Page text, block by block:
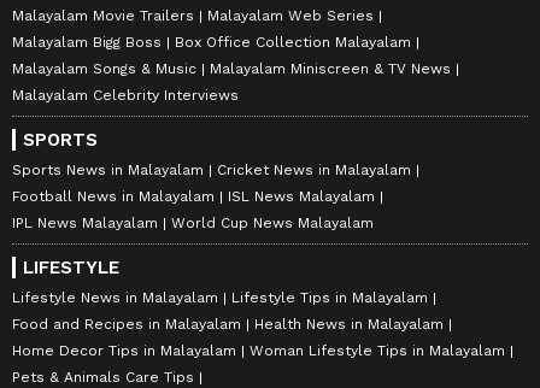
Malayalam Movie Trailers
Malayalam Web Series
Malayalam Bigg Boss
Box Office Collection Malayalam
Malayalam Songs & Music
Malayalam Miniscreen & TV News
Malayalam Celebrity Interviews
SPORTS
Sports News in Malayalam
Cricket News in Malayalam
Football News in Malayalam
ISL News Malayalam
IPL News Malayalam
World Cup News Malayalam
LIFESTYLE
Lifestyle News in Malayalam
Lifestyle Tips in Malayalam
Food and Recipes in Malayalam
Health News in Malayalam
Home Decor Tips in Malayalam
Woman Lifestyle Tips in Malayalam
Pets & Animals Care Tips